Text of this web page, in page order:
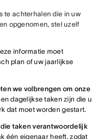
te achterhalen die in uw
opgenomen, stel uzelf
informatie moet
plan of uw jaarlijkse
we volbrengen om onze
dagelijkse taken zijn die u
dat moet worden gestart.
taken verantwoordelijk
één eigenaar heeft, zodat